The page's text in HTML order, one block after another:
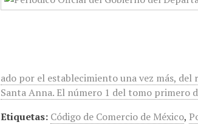
ado por el establecimiento una vez más,
Santa Anna. El número 1 del tomo primero
Etiquetas: Código de Comercio de México,